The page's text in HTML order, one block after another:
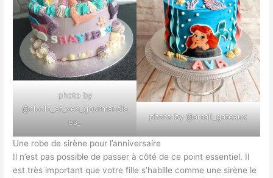
photo by
@cloclo_et_ses_gourmandis
es_
photo by @amali_gateaux
Une robe de sirène pour l’anniversaire
Il n’est pas possible de passer à côté de ce point essentiel. Il
est très important que votre fille s’habille comme une sirène le